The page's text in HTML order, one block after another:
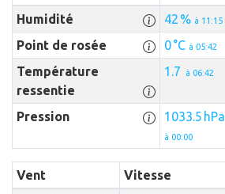
Humidité
42 % à 11:15
Point de rosée 0 °C à 05:42
Température
ressentie
1.7 à 06:42
Pression 1033.5 hPa
à 00:00
Vent Vitesse